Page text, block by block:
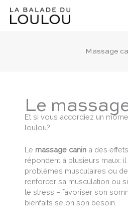
contenu
Massage
Le
Et si vous accordiez un
loulou?
Le massage canin a des
répondent à plusieurs maux:
problèmes musculaires ou
renforcer sa musculation ou
le stress – favoriser son
bienfaits selon son besoin.